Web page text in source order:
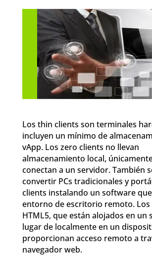
Los thin clients son terminales
incluyen un mínimo de
vApp. Los zero clients no llevan
almacenamiento local,
conectan a un servidor. También
convertir PCs tradicionales y
clients instalando un software
entorno de escritorio remoto. Los
HTML5, que están alojados en un
lugar de localmente en un
proporcionan acceso remoto a
navegador web.